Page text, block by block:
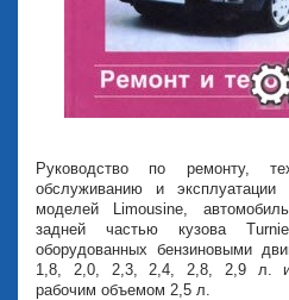
Руководство по ремонту,
обслуживанию и эксплуатации
моделей Limousine,
задней частью кузова
оборудованных бензиновыми
1,8, 2,0, 2,3, 2,4, 2,8, 2,9 л. и
рабочим объемом 2,5 л.